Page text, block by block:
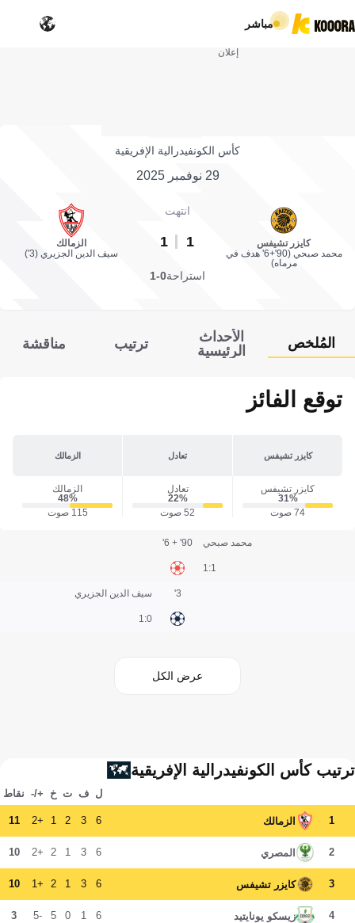
مباشر
إعلان
كأس الكونفيدرالية الإفريقية
29 نوفمبر 2025
كايزر تشيفس
محمد صبحي (90'+6' هدف في
مرماه)
انتهت
1
1
الزمالك
سيف الدين الجزيري (3')
استراحة0-1
المُلخص
الأحداث
الرئيسية
ترتيب مناقشة
توقع الفائز
كايزر تشيفس تعادل الزمالك
كايزر تشيفس
31‎%‎
74 صوت
تعادل
22‎%‎
52 صوت
الزمالك
48‎%‎
115 صوت
محمد صبحي
1:1
90' + 6'
سيف الدين الجزيري
0:1
3'
عرض الكل
ترتيب كأس الكونفيدرالية الإفريقية
ل ف ت خ +/- نقاط
1 الزمالك 6
3
2
1
+2
11
2 المصري 6
3
1
2
+2
10
3 كايزر تشيفس 6
3
1
2
+1
10
4 زيسكو يونايتيد 6
1
0
5
-5
3